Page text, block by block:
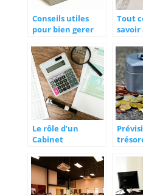
Conseils utiles
pour bien gerer
Tout
savoir
Le rôle d’un
Cabinet
Comptable